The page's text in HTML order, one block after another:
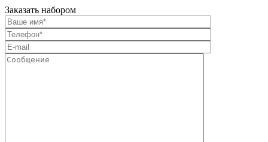
Заказать набором